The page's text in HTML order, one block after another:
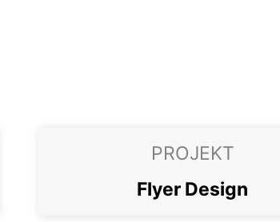
PROJEKT
Flyer Design